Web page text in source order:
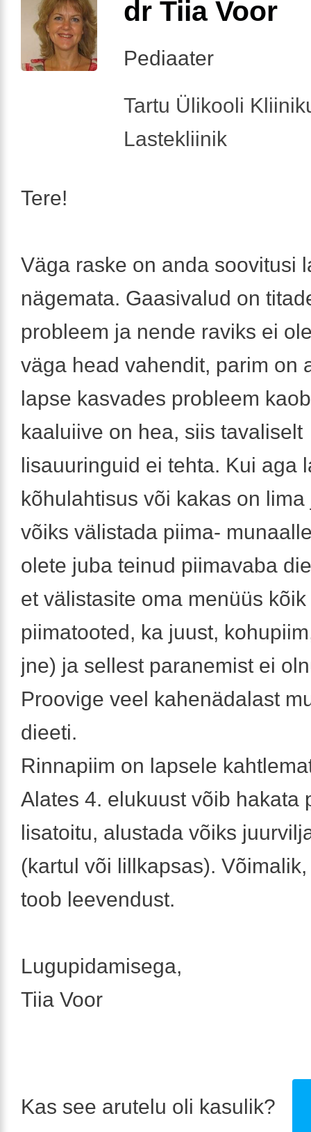
dr Tiia Voor
Pediaater
Tartu Ülikooli
Lastekliinik
Tere!
Väga raske on anda soovitusi
nägemata. Gaasivalud on
probleem ja nende raviks ei
väga head vahendit, parim on
lapse kasvades probleem
kaaluiive on hea, siis tavaliselt
lisauuringuid ei tehta. Kui aga
kõhulahtisus või kakas on lima
võiks välistada piima-
olete juba teinud piimavaba
et välistasite oma menüüs kõik
piimatooted, ka juust,
jne) ja sellest paranemist ei
Proovige veel kahenädalast
dieeti.
Rinnapiim on lapsele
Alates 4. elukuust võib hakata
lisatoitu, alustada võiks
(kartul või lillkapsas).
toob leevendust.
Lugupidamisega,
Tiia Voor
Kas see arutelu oli kasulik?